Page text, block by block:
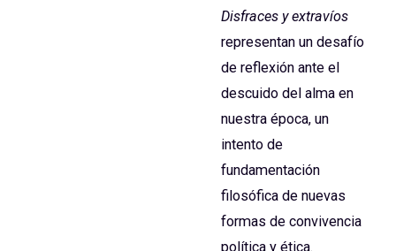
Disfraces y extravíos
representan un desafío
de reflexión ante el
descuido del alma en
nuestra época, un
intento de
fundamentación
filosófica de nuevas
formas de convivencia
política y ética.